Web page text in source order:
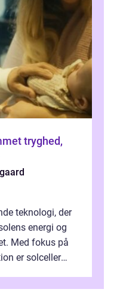
teknologi, der
energi og
Med fokus på
er solceller